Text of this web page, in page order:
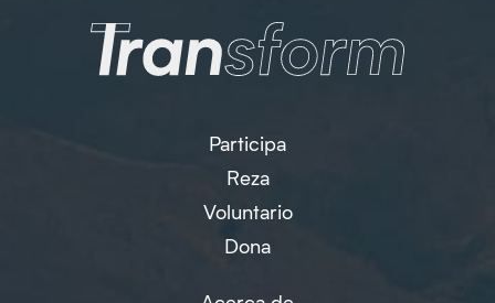
Participa
Reza
Voluntario
Dona